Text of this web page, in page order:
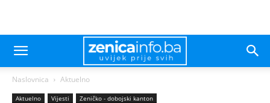
Naslovnica Aktuelno
Aktuelno Vijesti Zeničko - dobojski kanton